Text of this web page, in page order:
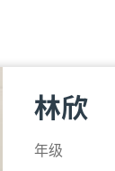
林欣
年级